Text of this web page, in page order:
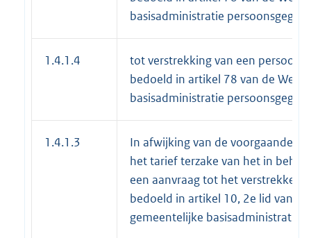
basisadministratie
1.4.1.4
tot verstrekking van een
bedoeld in artikel 78 van de Wet
basisadministratie
1.4.1.3
In afwijking van de voorgaande
het tarief terzake van het in
een aanvraag tot het verstrekken
bedoeld in artikel 10, 2e lid van
gemeentelijke basisadministratie